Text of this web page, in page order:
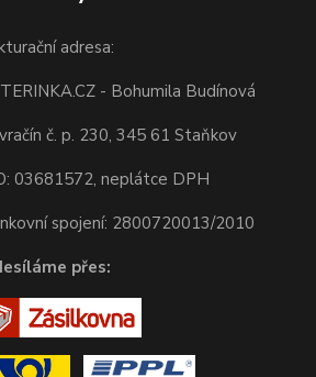
adresa:
- Bohumila Budínová
č. p. 230, 345 61 Staňkov
03681572, neplátce DPH
spojení: 2800720013/2010
přes: